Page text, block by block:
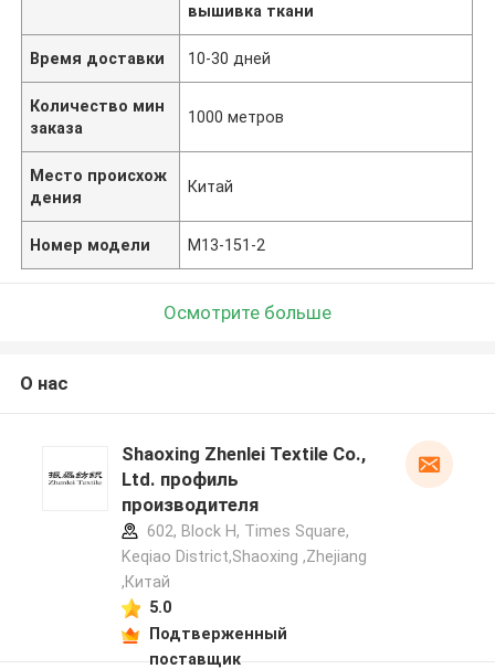
вышивка ткани
Время доставки 10-30 дней
Количество мин
заказа
1000 метров
Место происхож
дения
Китай
Номер модели M13-151-2
Осмотрите больше
О нас
Shaoxing Zhenlei Textile Co.,
Ltd. профиль
производителя
602, Block H, Times Square,
Keqiao District,Shaoxing ,Zhejiang
,Китай
5.0
Подтверженный
поставщик